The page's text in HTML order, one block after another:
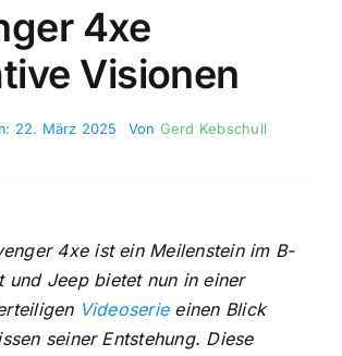
4xe
Visionen
22. März 2025 Von Gerd Kebschull
4xe ist ein Meilenstein im B-
und Jeep bietet nun in einer
Videoserieeinen Blick
seiner Entstehung. Diese